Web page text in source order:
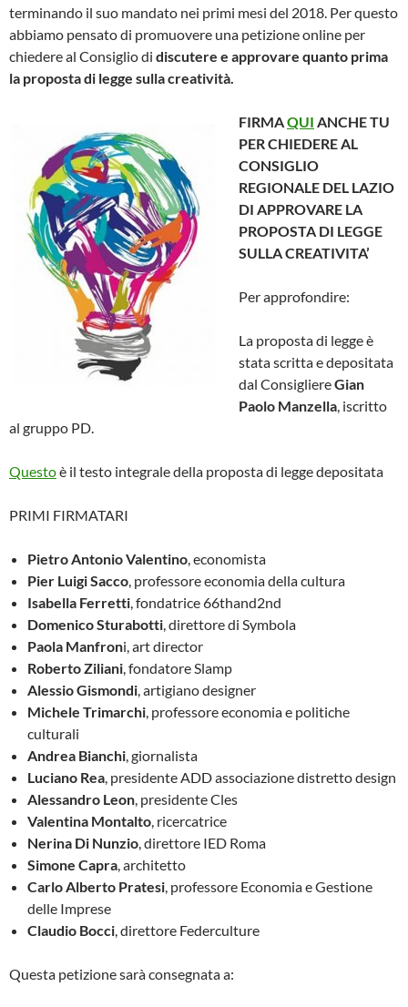
terminando il suo mandato nei primi mesi del 2018. Per questo
abbiamo pensato di promuovere una petizione online per
chiedere al Consiglio di discutere e approvare quanto prima
la proposta di legge sulla creatività.
FIRMAQUI ANCHE TU
PER CHIEDERE AL
CONSIGLIO
REGIONALE DEL LAZIO
DI APPROVARE LA
PROPOSTA DI LEGGE
SULLA CREATIVITA’
Per approfondire:
La proposta di legge è
stata scritta e depositata
dal ConsigliereGian
Paolo Manzella , iscritto
al gruppo PD.
Questoè il testo integrale della proposta di legge depositata
PRIMI FIRMATARI
Pietro Antonio Valentino , economista
Pier Luigi Sacco , professore economia della cultura
Isabella Ferretti , fondatrice 66thand2nd
Domenico Sturabotti , direttore di Symbola
Paola Manfroni, art director
Roberto Ziliani , fondatore Slamp
Alessio Gismondi , artigiano designer
Michele Trimarchi , professore economia e politiche
culturali
Andrea Bianchi , giornalista
Luciano Rea , presidente ADD associazione distretto design
Alessandro Leon , presidente Cles
Valentina Montalto , ricercatrice
Nerina Di Nunzio , direttore IED Roma
Simone Capra , architetto
Carlo Alberto Pratesi , professore Economia e Gestione
delle Imprese
Claudio Bocci , direttore Federculture
Questa petizione sarà consegnata a: